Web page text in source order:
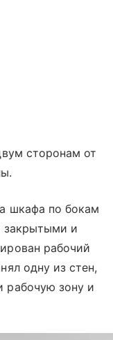
сторонам от
шкафа по бокам
закрытыми и
рабочий
одну из стен,
рабочую зону и